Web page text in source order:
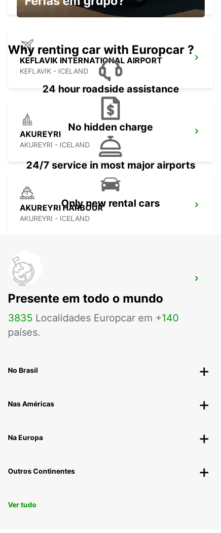
KEFLAVIK INTERNATIONAL AIRPORT
KEFLAVIK - ICELAND
AKUREYRI
AKUREYRI - ICELAND
AKUREYRI HARBOUR
AKUREYRI - ICELAND
AKUREYRI AIRPORT
Why renting car with Europcar ?
24 hour roadside assistance
No hidden charge
24/7 service in most major airports
Only new rental cars
Presente em todo o mundo
3835 Localidades Europcar em +140
países.
No Brasil
Nas Américas
Na Europa
Outros Continentes
Ver tudo